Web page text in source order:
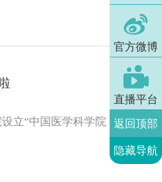

官方微博

直播平台
返回顶部
隐藏导航
立“中国医学科学院